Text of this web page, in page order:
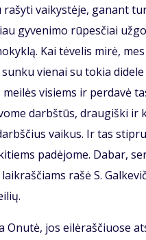
rašyti vaikystėje, ganant
gyvenimo rūpesčiai
Kai tėvelis mirė,
vienai su tokia
visiems ir perdavė
darbštūs, draugiški ir
vaikus. Ir tas
padėjome. Dabar,
rašė S.
Onutė, jos eilėraščiuose